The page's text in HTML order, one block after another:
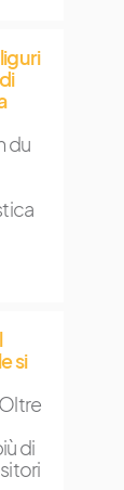
du
si
Oltre
di